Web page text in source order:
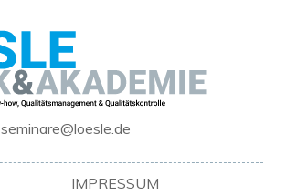
seminare@loesle.de
IMPRESSUM